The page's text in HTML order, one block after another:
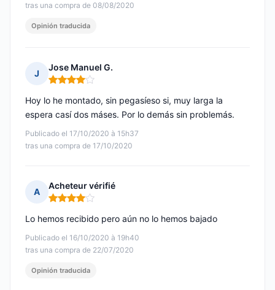
tras una compra de 08/08/2020
Opinión traducida
J
Jose Manuel G.
Nota: 4 de 5
Publicado el 17/10/2020 à 15h37
tras una compra de 17/10/2020
Hoy lo he montado, sin pegasíeso si, muy larga la
espera casí dos máses. Por lo demás sin problemás.
A
Acheteur vérifié
Nota: 4 de 5
Publicado el 16/10/2020 à 19h40
tras una compra de 22/07/2020
Lo hemos recibido pero aún no lo hemos bajado
Opinión traducida